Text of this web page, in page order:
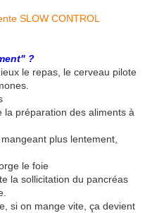
?
le repas, le cerveau pilote
la préparation des aliments à
plus lentement,
le foie
la sollicitation du pancréas
si on mange vite, ça devient